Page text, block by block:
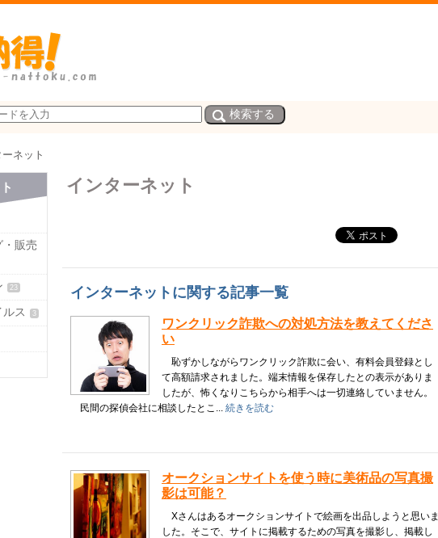
ネット
・販売
23
ス 3
インターネット
インターネットに関する記事一覧
ワンクリック詐欺への対処方法を教えてくださ
い
恥ずかしながらワンクリック詐欺に会い、有料会員登録とし
て高額請求されました。端末情報を保存したとの表示がありま
したが、怖くなりこちらから相手へは一切連絡していません。
民間の探偵会社に相談したとこ... 続きを読む
オークションサイトを使う時に美術品の写真撮
影は可能？
Xさんはあるオークションサイトで絵画を出品しようと思いま
した。そこで、サイトに掲載するための写真を撮影し、掲載し